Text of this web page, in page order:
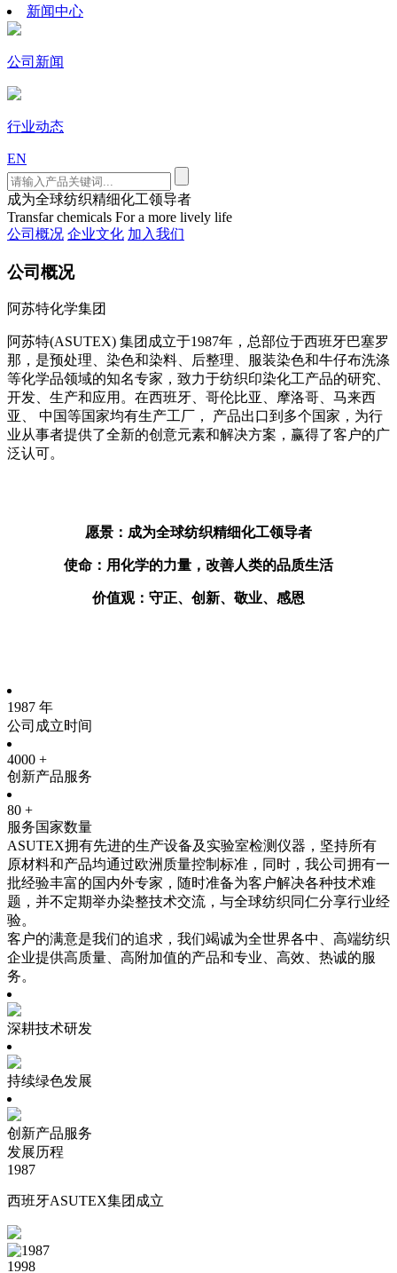
新闻中心
公司新闻
行业动态
EN
成为全球纺织精细化工领导者
Transfar chemicals For a more lively life
公司概况 企业文化 加入我们
公司概况
阿苏特化学集团
阿苏特(ASUTEX) 集团成立于1987年，总部位于西班牙巴塞罗
那，是预处理、染色和染料、后整理、服装染色和牛仔布洗涤
等化学品领域的知名专家，致力于纺织印染化工产品的研究、
开发、生产和应用。在西班牙、哥伦比亚、摩洛哥、马来西
亚、 中国等国家均有生产工厂， 产品出口到多个国家，为行
业从事者提供了全新的创意元素和解决方案，赢得了客户的广
泛认可。
愿景：成为全球纺织精细化工领导者
使命：用化学的力量，改善人类的品质生活
价值观：守正、创新、敬业、感恩
1987 年
公司成立时间
4000 +
创新产品服务
80 +
服务国家数量
ASUTEX拥有先进的生产设备及实验室检测仪器，坚持所有
原材料和产品均通过欧洲质量控制标准，同时，我公司拥有一
批经验丰富的国内外专家，随时准备为客户解决各种技术难
题，并不定期举办染整技术交流，与全球纺织同仁分享行业经
验。
客户的满意是我们的追求，我们竭诚为全世界各中、高端纺织
企业提供高质量、高附加值的产品和专业、高效、热诚的服
务。
深耕技术研发
持续绿色发展
创新产品服务
发展历程
1987
西班牙ASUTEX集团成立
1998